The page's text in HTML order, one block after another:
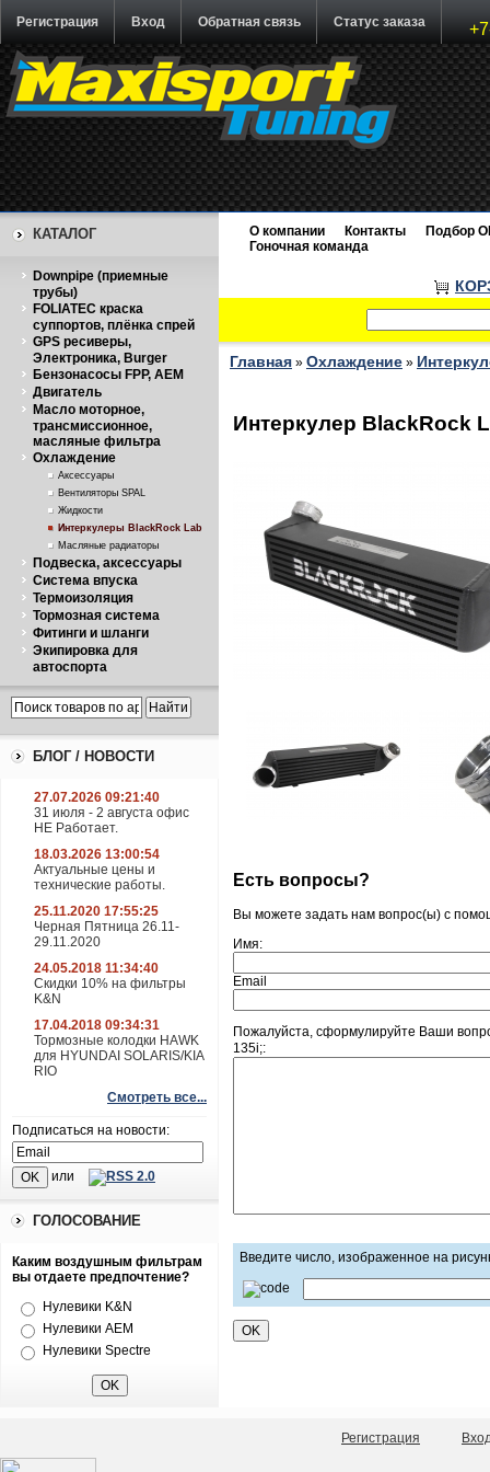
Регистрация Вход Обратная связь Статус заказа
КАТАЛОГ
Downpipe (приемные
трубы)
FOLIATEC краска
суппортов, плёнка спрей
GPS ресиверы,
Электроника, Burger
Бензонасосы FPP, AEM
Двигатель
Масло моторное,
трансмиссионное,
масляные фильтра
Охлаждение
Аксессуары
Вентиляторы SPAL
Жидкости
Интеркулеры BlackRock Lab
Масляные радиаторы
Подвеска, аксессуары
Система впуска
Термоизоляция
Тормозная система
Фитинги и шланги
Экипировка для
автоспорта
БЛОГ / НОВОСТИ
27.07.2026 09:21:40
31 июля - 2 августа офис
НЕ Работает.
18.03.2026 13:00:54
Актуальные цены и
технические работы.
25.11.2020 17:55:25
Черная Пятница 26.11-
29.11.2020
24.05.2018 11:34:40
Скидки 10% на фильтры
K&N
17.04.2018 09:34:31
Тормозные колодки HAWK
для HYUNDAI SOLARIS/KIA
RIO
Смотреть все...
Подписаться на новости:
или
ГОЛОСОВАНИЕ
Каким воздушным фильтрам
вы отдаете предпочтение?
Нулевики K&N
Нулевики AEM
Нулевики Spectre
О компании Контакты
Подбор
Гоночная команда
Главная » Охлаждение »
Интеркулер BlackRock
Есть вопросы?
Вы можете задать нам вопрос(ы) с
Имя:
Email
Пожалуйста, сформулируйте Ваши
135i;:
Введите число, изображенное на
Регистрация